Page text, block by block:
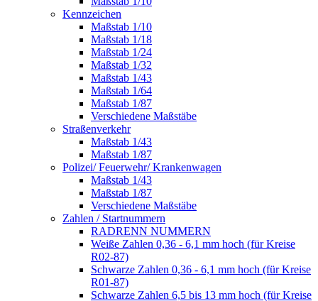
Kennzeichen
Maßstab 1/10
Maßstab 1/18
Maßstab 1/24
Maßstab 1/32
Maßstab 1/43
Maßstab 1/64
Maßstab 1/87
Verschiedene Maßstäbe
Straßenverkehr
Maßstab 1/43
Maßstab 1/87
Polizei/ Feuerwehr/ Krankenwagen
Maßstab 1/43
Maßstab 1/87
Verschiedene Maßstäbe
Zahlen / Startnummern
RADRENN NUMMERN
Weiße Zahlen 0,36 - 6,1 mm hoch (für Kreise
R02-87)
Schwarze Zahlen 0,36 - 6,1 mm hoch (für Kreise
R01-87)
Schwarze Zahlen 6,5 bis 13 mm hoch (für Kreise